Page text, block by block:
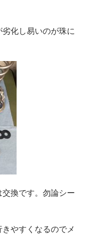
化し易いのが珠に
換です。勿論シー
やすくなるのでメ